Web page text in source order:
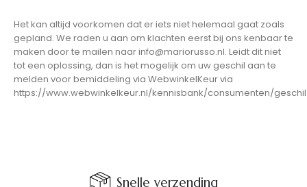
Het kan altijd voorkomen dat er iets niet helemaal gaat zoals
gepland. We raden u aan om klachten eerst bij ons kenbaar te
maken door te mailen naar info@mariorusso.nl. Leidt dit niet
tot een oplossing, dan is het mogelijk om uw geschil aan te
melden voor bemiddeling via WebwinkelKeur via
https://www.webwinkelkeur.nl/kennisbank/consumenten/geschil
Snelle verzending